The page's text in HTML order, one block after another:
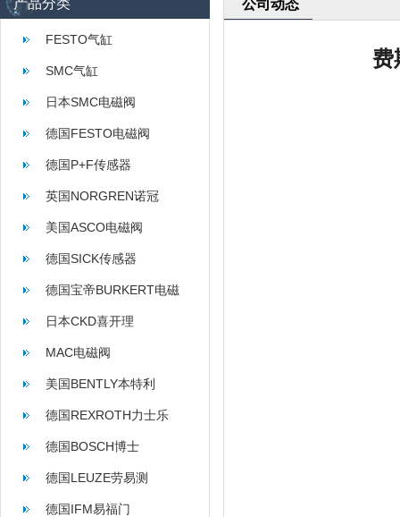
产品分类
FESTO气缸
SMC气缸
日本SMC电磁阀
德国FESTO电磁阀
德国P+F传感器
英国NORGREN诺冠
美国ASCO电磁阀
德国SICK传感器
德国宝帝BURKERT电磁
阀
日本CKD喜开理
MAC电磁阀
美国BENTLY本特利
德国REXROTH力士乐
德国BOSCH博士
德国LEUZE劳易测
德国IFM易福门
公司动态
费